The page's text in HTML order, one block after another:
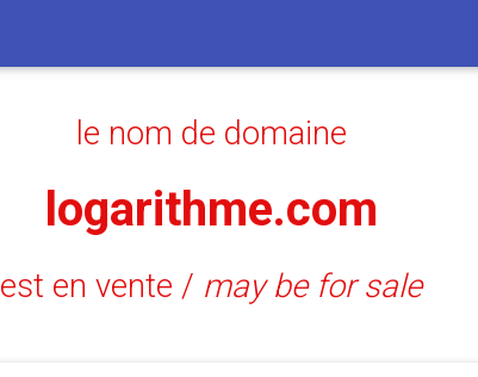
le nom de domaine
logarithme.com
est en vente / may be for sale